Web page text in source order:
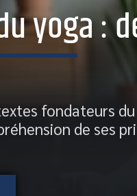
yoga :
fondateurs
de ses